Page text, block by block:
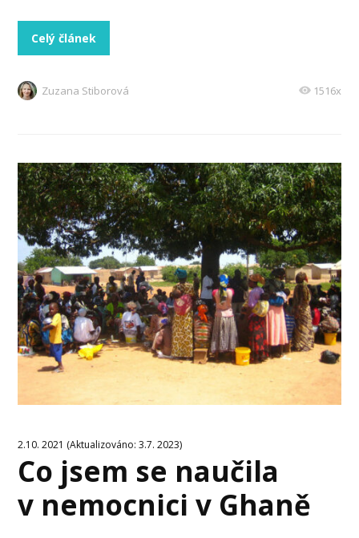
Celý článek
Zuzana Stiborová 1516x
2.10. 2021 (Aktualizováno: 3.7. 2023)
Co jsem se naučila
v nemocnici v Ghaně